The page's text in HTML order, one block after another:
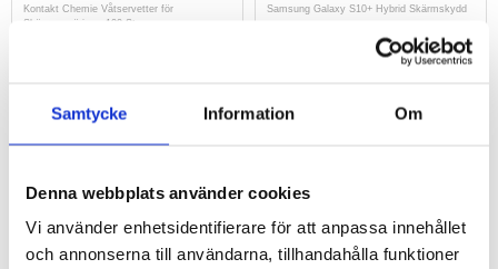
Samtycke Information Om
Denna webbplats använder cookies
Vi använder enhetsidentifierare för att anpassa innehållet
och annonserna till användarna, tillhandahålla funktioner
Kontakt Chemie Våtservetter för
Skärmrengöring - 100 St.
ARTIKELNR:214625
Samsung Galaxy S10+ Hybrid Skärmskydd
ARTIKELNR: 214368